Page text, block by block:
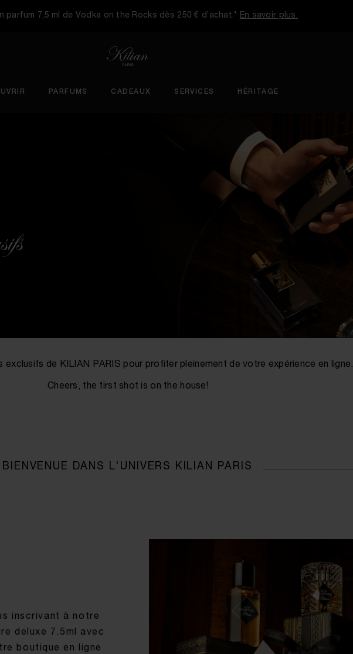
parfum 7,5 ml de Vodka on the Rocks dès 250 € d’achat.* En savoir plus.
PARFUMS CADEAUX SERVICES HÉRITAGE
exclusifs de KILIAN PARIS pour profiter pleinement de votre expérience en ligne.
Cheers, the first shot is on the house!
BIENVENUE DANS L'UNIVERS KILIAN PARIS
inscrivant à notre
deluxe 7.5ml avec
boutique en ligne